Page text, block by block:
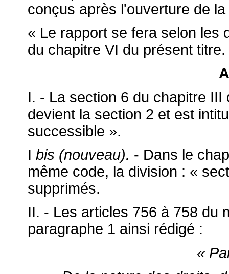
conçus après l'ouverture de
« Le rapport se fera selon les
du chapitre VI du présent titre.
I. - La section 6 du chapitre
devient la section 2 et est
successible ».
I bis (nouveau). - Dans le
même code, la division : «
supprimés.
II. - Les articles 756 à 758 du
paragraphe 1 ainsi rédigé :
«